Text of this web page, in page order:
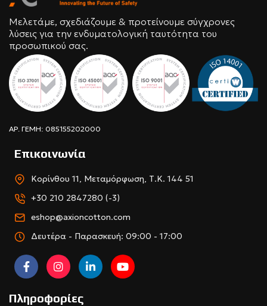
Μελετάμε, σχεδιάζουμε & προτείνουμε σύγχρονες
λύσεις για την ενδυματολογική ταυτότητα του
προσωπικού σας.
ΑΡ. ΓΕΜΗ: 085155202000
Επικοινωνία
Κορίνθου 11, Μεταμόρφωση, Τ.Κ. 144 51
+30 210 2847280 (-3)
eshop@axioncotton.com
Δευτέρα - Παρασκευή: 09:00 - 17:00
Πληροφορίες